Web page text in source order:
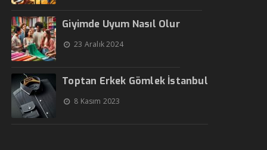
Giyimde Uyum Nasıl Olur
23 Aralık 2024
Toptan Erkek Gömlek İstanbul
8 Kasım 2023